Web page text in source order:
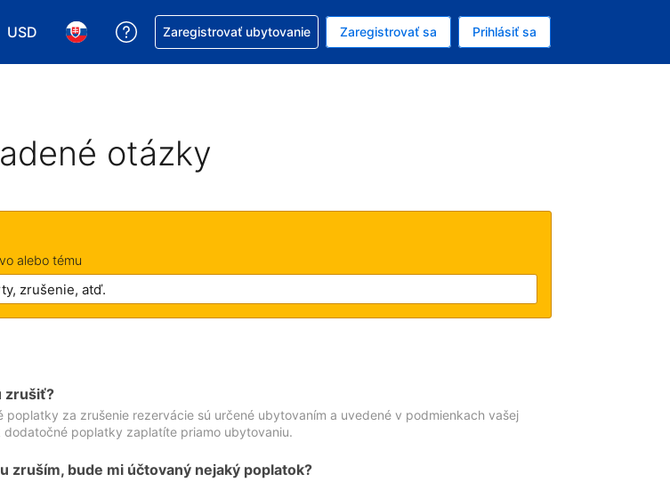
USD
Vybrať menu. Momentálne máte zvolenú menu Americký dolár
Vybrať jazyk. Momentálne máte zvolený jazyk V slovenčine
Získajte pomoc s rezerváciou
Zaregistrovať ubytovanie Zaregistrovať sa Prihlásiť sa
otázky
alebo tému
zrušiť?
poplatky za zrušenie rezervácie sú určené ubytovaním a uvedené v podmienkach vašej
dodatočné poplatky zaplatíte priamo ubytovaniu.
zruším, bude mi účtovaný nejaký poplatok?